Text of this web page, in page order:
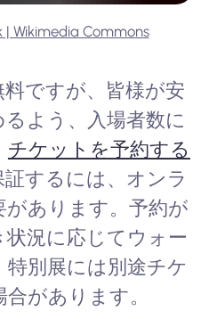
Wikimedia Commons
ですが、皆様が安
よう、入場者数に
チケットを予約する
するには、オンラ
あります。予約が
況に応じてウォー
別展には別途チケ
があります。